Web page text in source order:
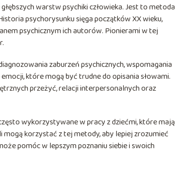
warstw psychiki człowieka. Jest to metoda
psychorysunku sięga początków XX wieku,
psychicznym ich autorów. Pionierami w tej
zaburzeń psychicznych, wspomagania
które mogą być trudne do opisania słowami.
przeżyć, relacji interpersonalnych oraz
wykorzystywane w pracy z dziećmi, które mają
korzystać z tej metody, aby lepiej zrozumieć
pomóc w lepszym poznaniu siebie i swoich